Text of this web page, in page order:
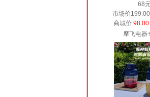
68
市场价199.00
商城价:98.00
摩飞电器